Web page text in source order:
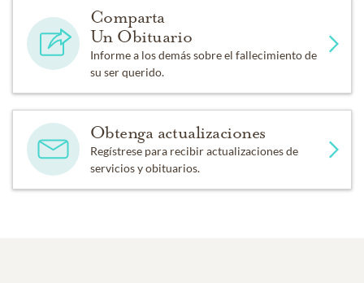
Comparta
Un Obituario
Informe a los demás sobre el fallecimiento de
su ser querido.
Obtenga actualizaciones
Regístrese para recibir actualizaciones de
servicios y obituarios.